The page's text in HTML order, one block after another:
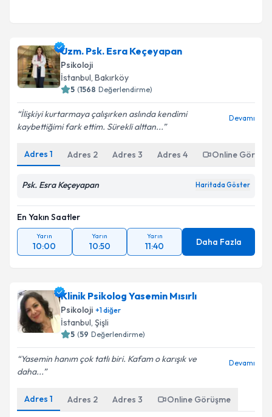
Uzm. Psk. Esra Keçeyapan
Psikoloji
İstanbul, Bakırköy
5 (1568 Değerlendirme)
İlişkiyi kurtarmaya çalışırken aslında kendimi
kaybettiğimi fark ettim. Sürekli alttan...
Devamı
Adres 1 Adres 2 Adres 3 Adres 4 Online
Psk. Esra Keçeyapan Haritada Göster
En Yakın Saatler
Yarın
10:00
Yarın
10:50
Yarın
11:40 Daha Fazla
Klinik Psikolog Yasemin Mısırlı
Psikoloji +1diğer
İstanbul, Şişli
5 (59 Değerlendirme)
Yasemin hanım çok tatlı biri. Kafam o karışık ve
daha...
Devamı
Adres 1 Adres 2 Adres 3 Online Görüşme